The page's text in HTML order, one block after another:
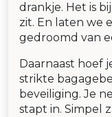
drankje. Het is
zit. En laten we
gedroomd van
Daarnaast hoef
strikte
beveiliging. Je
stapt in. Simpel